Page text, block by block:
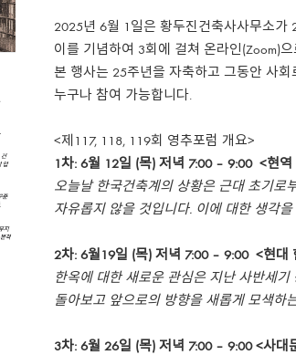
2025년 6월 1일은 황두진건축사사무소가
이를 기념하여 3회에 걸쳐 온라인(Zoom)
본 행사는 25주년을 자축하고 그동안 사
누구나 참여 가능합니다.
<제117, 118, 119회 영추포럼 개요>
1차: 6월 12일 (목) 저녁 7:00 – 9:00 <현
오늘날 한국건축계의 상황은 근대 초기로
자유롭지 않을 것입니다. 이에 대한 생각
2차: 6월19일 (목) 저녁 7:00 – 9:00 <현대
한옥에 대한 새로운 관심은 지난 사반세
돌아보고 앞으로의 방향을 새롭게 모색하
3차: 6월 26일 (목) 저녁 7:00 – 9:00 <사대